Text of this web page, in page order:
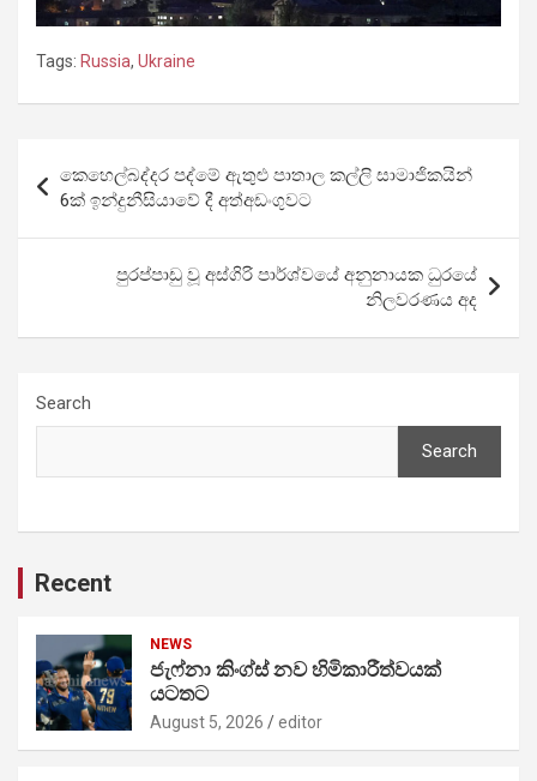
Tags: Russia, Ukraine
navigation
කෙහෙල්බද්දර පද්මේ ඇතුළු පාතාල කල්ලි සාමාජිකයින්
6ක් ඉන්දුනීසියාවේ දී අත්අඩංගුවට
පුරප්පාඩු වූ අස්ගිරි පාර්ශ්වයේ අනුනායක ධුරයේ
නිලවරණය අද
Search
Search
Recent
NEWS
ජැෆ්නා කිංග්ස් නව හිමිකාරීත්වයක්
යටතට
August 5, 2026 editor